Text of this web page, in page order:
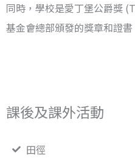
同時，學校是愛丁堡公爵獎
基金會總部頒發的獎章和證
課後及課外活動
田徑